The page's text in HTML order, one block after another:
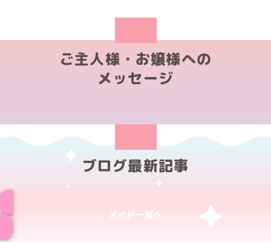
ご主人様・お嬢様への
メッセージ
ブログ最新記事
メイド一覧へ